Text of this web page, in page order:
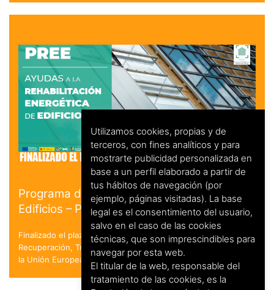
Programa de Rehabilitación Energética de
Edificios – PREE
Finalizado el plazo de solicitud. en el marco del Plan de
Recuperación, Transformación y Resiliencia - Financiado por
la Unión Europea - NextGenerationEU
Utilizamos cookies, propias y de
terceros, con fines analíticos y para
mostrarte publicidad personalizada en
base a un perfil elaborado a partir de
tus hábitos de navegación (por
ejemplo, páginas visitadas). La base
legal es el consentimiento del usuario,
salvo en el caso de las cookies
técnicas, que son imprescindibles para
navegar por esta web.
El titular de la web, responsable del
tratamiento de las cookies, es la